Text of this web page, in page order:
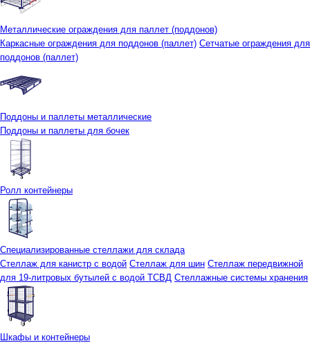
Металлические ограждения для паллет (поддонов)
Каркасные ограждения для поддонов (паллет) Сетчатые ограждения для
поддонов (паллет)
Поддоны и паллеты металлические
Поддоны и паллеты для бочек
Ролл контейнеры
Специализированные стеллажи для склада
Стеллаж для канистр с водой Стеллаж для шин Стеллаж передвижной
для 19-литровых бутылей с водой ТСВД Стеллажные системы хранения
Шкафы и контейнеры